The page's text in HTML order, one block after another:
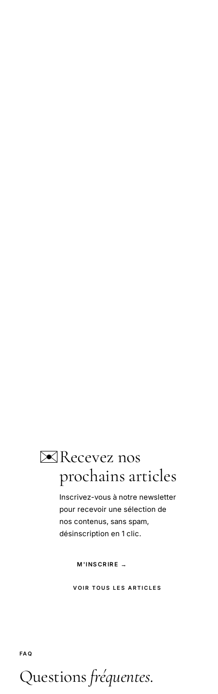
✉️Recevez nos
prochains articles
Inscrivez-vous à notre newsletter
pour recevoir une sélection de
nos contenus, sans spam,
désinscription en 1 clic.
M'INSCRIRE →
VOIR TOUS LES ARTICLES
FAQ
Questions fréquentes.